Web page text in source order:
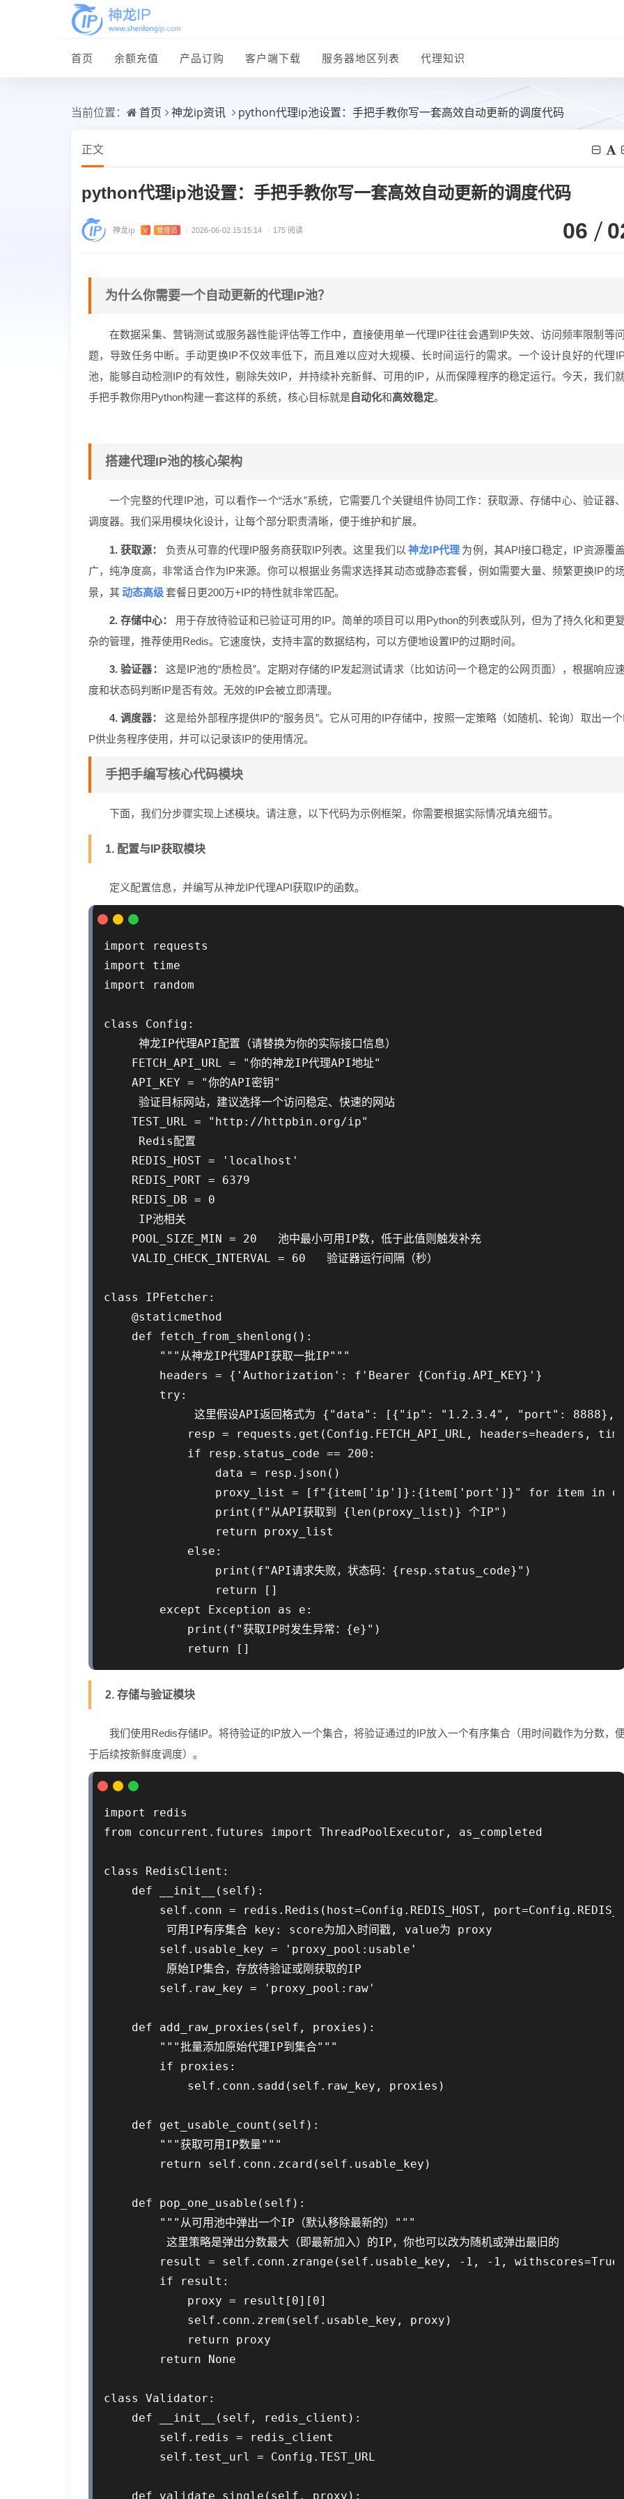
首页 余额充值 产品订购 客户端下载 服务器地区列表 代理知识
当前位置： 首页 神龙ip资讯 python代理ip池设置：手把手教你写一套高效自动更新的调度代码
正文
python代理ip池设置：手把手教你写一套高效自动更新的调度代码
神龙ip V 管理员 / 2026-06-02 15:15:14 / 175 阅读 06
为什么你需要一个自动更新的代理IP池？
在数据采集、营销测试或服务器性能评估等工作中，直接使用单一代理IP往往会遇到IP失效、访问频率限制等
题，导致任务中断。手动更换IP不仅效率低下，而且难以应对大规模、长时间运行的需求。一个设计良好的代理
池，能够自动检测IP的有效性，剔除失效IP，并持续补充新鲜、可用的IP，从而保障程序的稳定运行。今天，我们
手把手教你用Python构建一套这样的系统，核心目标就是自动化和高效稳定。
搭建代理IP池的核心架构
一个完整的代理IP池，可以看作一个“活水”系统，它需要几个关键组件协同工作：获取源、存储中心、验证器
调度器。我们采用模块化设计，让每个部分职责清晰，便于维护和扩展。
1. 获取源： 负责从可靠的代理IP服务商获取IP列表。这里我们以 神龙IP代理 为例，其API接口稳定，IP资源覆
广，纯净度高，非常适合作为IP来源。你可以根据业务需求选择其动态或静态套餐，例如需要大量、频繁更换IP的
景，其动态高级 套餐日更200万+IP的特性就非常匹配。
2. 存储中心：
用于存放待验证和已验证可用的IP。简单的项目可以用Python的列表或队列，但为了持久化和更
杂的管理，推荐使用Redis。它速度快，支持丰富的数据结构，可以方便地设置IP的过期时间。
3. 验证器：
这是IP池的“质检员”。定期对存储的IP发起测试请求（比如访问一个稳定的公网页面），根据响应
度和状态码判断IP是否有效。无效的IP会被立即清理。
4. 调度器：
这是给外部程序提供IP的“服务员”。它从可用的IP存储中，按照一定策略（如随机、轮询）取出一
P供业务程序使用，并可以记录该IP的使用情况。
手把手编写核心代码模块
下面，我们分步骤实现上述模块。请注意，以下代码为示例框架，你需要根据实际情况填充细节。
1. 配置与IP获取模块
定义配置信息，并编写从神龙IP代理API获取IP的函数。
import requests
import time
import random
class Config:
     神龙IP代理API配置（请替换为你的实际接口信息）
    FETCH_API_URL = "你的神龙IP代理API地址"
    API_KEY = "你的API密钥"
     验证目标网站，建议选择一个访问稳定、快速的网站
    TEST_URL = "http://httpbin.org/ip"
     Redis配置
    REDIS_HOST = 'localhost'
    REDIS_PORT = 6379
    REDIS_DB = 0
     IP池相关
    POOL_SIZE_MIN = 20   池中最小可用IP数，低于此值则触发补充
    VALID_CHECK_INTERVAL = 60   验证器运行间隔（秒）
class IPFetcher:
    @staticmethod
    def fetch_from_shenlong():
        """从神龙IP代理API获取一批IP"""
        headers = {'Authorization': f'Bearer {Config.API_KEY}'}
        try:
这里假设API返回格式为 {"data": [{"ip": "1.2.3.4", "port": 8888},
resp = requests.get(Config.FETCH_API_URL, headers=headers,
            if resp.status_code == 200:
                data = resp.json()
proxy_list = [f"{item['ip']}:{item['port']}" for item in
                print(f"从API获取到 {len(proxy_list)} 个IP")
                return proxy_list
            else:
                print(f"API请求失败，状态码：{resp.status_code}")
                return []
        except Exception as e:
            print(f"获取IP时发生异常：{e}")
2. 存储与验证模块
我们使用Redis存储IP。将待验证的IP放入一个集合，将验证通过的IP放入一个有序集合（用时间戳作为分数，
于后续按新鲜度调度）。
import redis
from concurrent.futures import ThreadPoolExecutor, as_completed
class RedisClient:
    def __init__(self):
self.conn = redis.Redis(host=Config.REDIS_HOST,
         可用IP有序集合 key: score为加入时间戳, value为 proxy
        self.usable_key = 'proxy_pool:usable'
         原始IP集合，存放待验证或刚获取的IP
        self.raw_key = 'proxy_pool:raw'
    def add_raw_proxies(self, proxies):
        """批量添加原始代理IP到集合"""
        if proxies:
            self.conn.sadd(self.raw_key, proxies)
    def get_usable_count(self):
        """获取可用IP数量"""
        return self.conn.zcard(self.usable_key)
    def pop_one_usable(self):
        """从可用池中弹出一个IP（默认移除最新的）"""
         这里策略是弹出分数最大（即最新加入）的IP，你也可以改为随机或弹出最旧的
result = self.conn.zrange(self.usable_key, -1, -1,
        if result:
            proxy = result[0][0]
            self.conn.zrem(self.usable_key, proxy)
            return proxy
        return None
class Validator:
    def __init__(self, redis_client):
        self.redis = redis_client
        self.test_url = Config.TEST_URL
    def validate_single(self, proxy):